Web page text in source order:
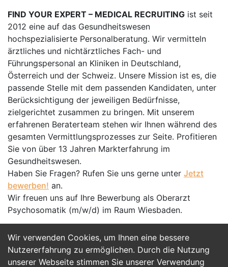
Wir verwenden Cookies, um Ihnen eine bessere
Nutzererfahrung zu ermöglichen. Durch die Nutzung
unserer Webseite stimmen Sie unserer Verwendung
FIND YOUR EXPERT – MEDICAL RECRUITING ist seit
2012 eine auf das Gesundheitswesen
hochspezialisierte Personalberatung. Wir vermitteln
ärztliches und nichtärztliches Fach- und
Führungspersonal an Kliniken in Deutschland,
Österreich und der Schweiz. Unsere Mission ist es, die
passende Stelle mit dem passenden Kandidaten, unter
Berücksichtigung der jeweiligen Bedürfnisse,
zielgerichtet zusammen zu bringen. Mit unserem
erfahrenen Beraterteam stehen wir Ihnen während des
gesamten Vermittlungsprozesses zur Seite. Profitieren
Sie von über 13 Jahren Markterfahrung im
Gesundheitswesen.
Haben Sie Fragen? Rufen Sie uns gerne unter Jetzt
bewerben! an.
Wir freuen uns auf Ihre Bewerbung als Oberarzt
Psychosomatik (m/w/d) im Raum Wiesbaden.
Jetzt Bewerben